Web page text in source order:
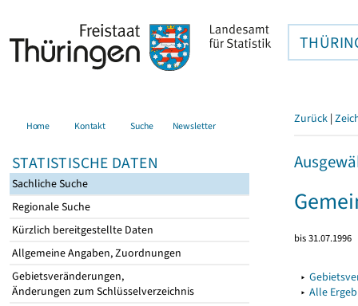
Home Kontakt Suche Newsletter
STATISTISCHE DATEN
Sachliche Suche
Regionale Suche
Kürzlich bereitgestellte Daten
Allgemeine Angaben, Zuordnungen
Gebietsveränderungen,
Änderungen zum Schlüsselverzeichnis
Zurück |
bis 31.07.1996
▸
▸ Alle